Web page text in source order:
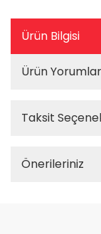
Ürün Bilgisi
Ürün
Taksit
Önerileriniz